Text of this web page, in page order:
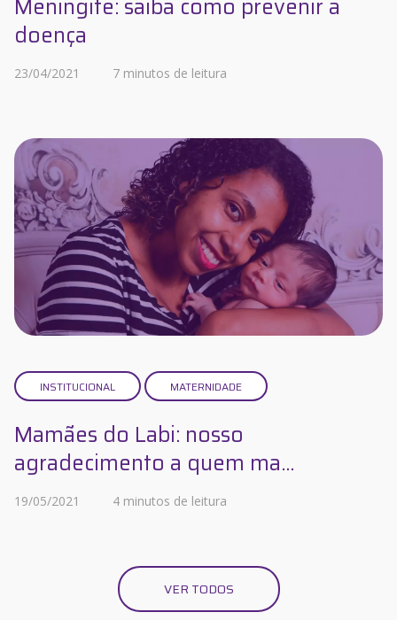
Meningite: saiba como prevenir a
doença
23/04/2021 7 minutos de leitura
INSTITUCIONAL MATERNIDADE
Mamães do Labi: nosso
agradecimento a quem ma...
19/05/2021 4 minutos de leitura
VER TODOS